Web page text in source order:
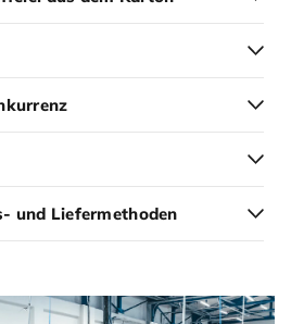
und Liefermethoden